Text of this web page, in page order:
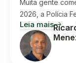
Muita gente
2026, a Polícia
Leia mais